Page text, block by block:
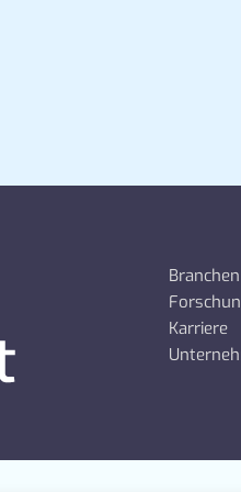
Branchen
Karriere